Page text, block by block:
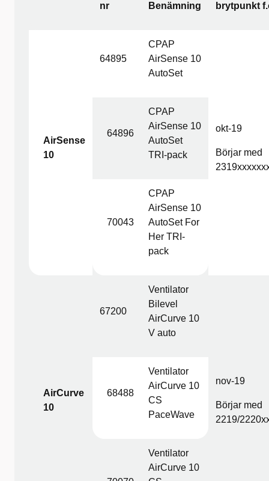
nr
Benämning
brytpunkt
AirSense
10
64895
CPAP
AirSense 10
AutoSet
okt-19
Börjar med
64896
CPAP
AirSense 10
AutoSet
TRI-pack
70043
CPAP
AirSense 10
AutoSet For
Her TRI-
pack
AirCurve
10
67200
Ventilator
Bilevel
AirCurve 10
V auto
nov-19
Börjar med
2219/
68488
Ventilator
AirCurve 10
CS
PaceWave
Ventilator
AirCurve 10